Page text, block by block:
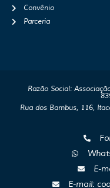
Convênio
Parceria
Razão Social:
Rua dos Bambus, 116,
E-
E-mail: